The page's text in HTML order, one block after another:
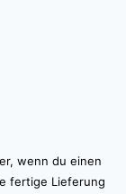
wenn du einen
fertige Lieferung